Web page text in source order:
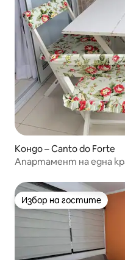
Кондо – Canto do Forte
Апартамент на една
Избор на гостите
Избор на гостите